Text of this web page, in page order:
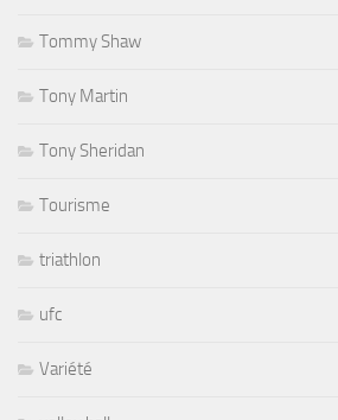
Tommy Shaw
Tony Martin
Tony Sheridan
Tourisme
triathlon
ufc
Variété